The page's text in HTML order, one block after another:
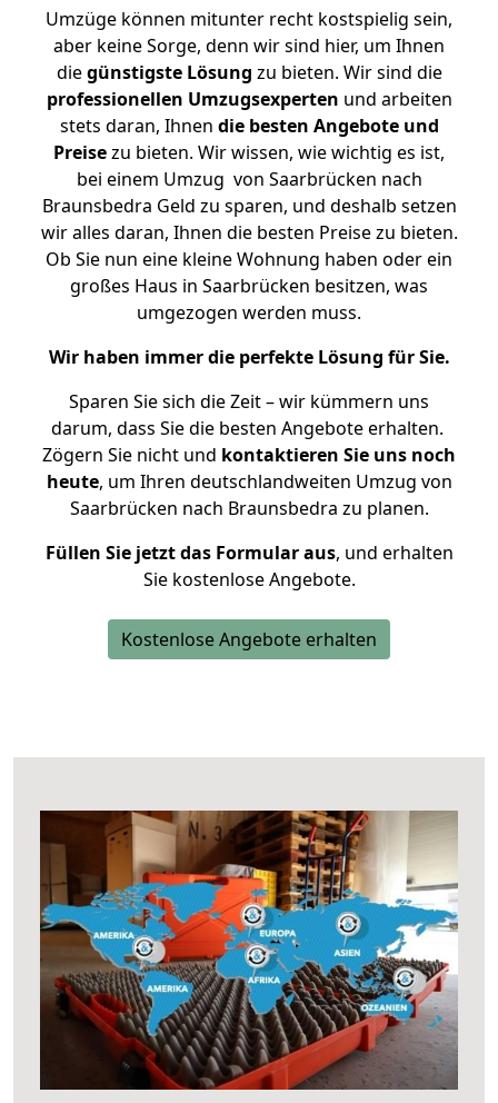
Umzüge können mitunter recht kostspielig sein,
aber keine Sorge, denn wir sind hier, um Ihnen
diegünstigste Lösung zu bieten. Wir sind die
professionellen Umzugsexperten und arbeiten
stets daran, Ihnen die besten Angebote und
Preisezu bieten. Wir wissen, wie wichtig es ist,
bei einem Umzug von Saarbrücken nach
Braunsbedra Geld zu sparen, und deshalb setzen
wir alles daran, Ihnen die besten Preise zu bieten.
Ob Sie nun eine kleine Wohnung haben oder ein
großes Haus in Saarbrücken besitzen, was
umgezogen werden muss.
Wir haben immer die perfekte Lösung für Sie.
Sparen Sie sich die Zeit – wir kümmern uns
darum, dass Sie die besten Angebote erhalten.
Zögern Sie nicht und kontaktieren Sie uns noch
heute, um Ihren deutschlandweiten Umzug von
Saarbrücken nach Braunsbedra zu planen.
Füllen Sie jetzt das Formular aus, und erhalten
Sie kostenlose Angebote.
Kostenlose Angebote erhalten